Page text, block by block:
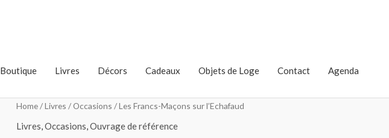
Boutique Livres Décors Cadeaux Objets de Loge Contact Agenda
Home/Livres /Occasions / Les Francs-Maçons sur l’Echafaud
Livres,Occasions,Ouvrage de référence